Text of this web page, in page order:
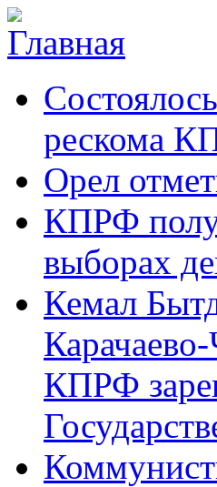
Перейти к основному содержанию
Черкесское
республиканское
отделение
Коммунистической
партии Российской
Федерации
аргументы,
факты
рескома
Орел
КПРФ
выборах
Кемал
КПРФ